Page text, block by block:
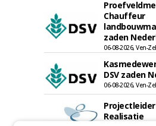
Chauffeur
zaden
06-08-2026, Ven-
DSV zaden
06-08-2026, Ven-
Realisatie